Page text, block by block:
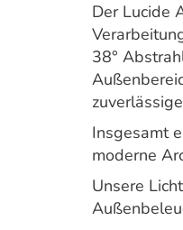
Der Lucide
38°
Insgesamt
moderne
Unsere